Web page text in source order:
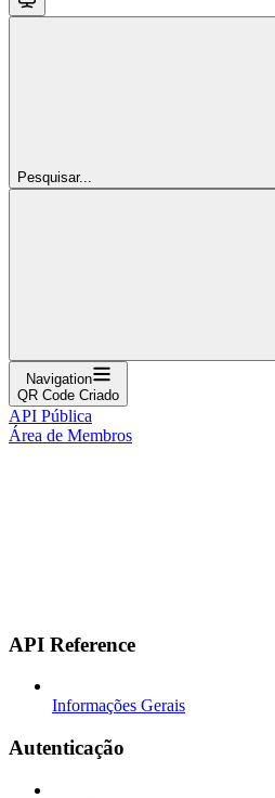
Pesquisar...
Navigation
QR Code Criado
API Pública
Área de Membros
API Reference
Informações Gerais
Autenticação